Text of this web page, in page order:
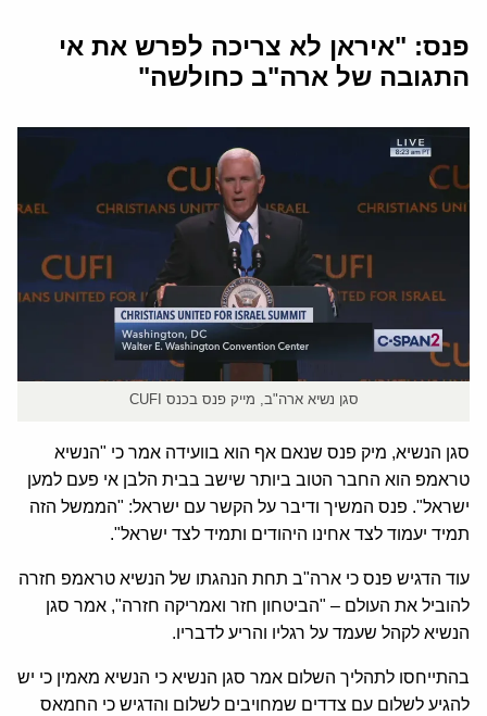
פנס: "איראן לא צריכה לפרש את אי
התגובה של ארה"ב כחולשה"
סגן נשיא ארה"ב, מייק פנס בכנס CUFI
סגן הנשיא, מיק פנס שנאם אף הוא בוועידה אמר כי "הנשיא
טראמפ הוא החבר הטוב ביותר שישב בבית הלבן אי פעם למען
ישראל". פנס המשיך ודיבר על הקשר עם ישראל: "הממשל הזה
תמיד יעמוד לצד אחינו היהודים ותמיד לצד ישראל".
עוד הדגיש פנס כי ארה"ב תחת הנהגתו של הנשיא טראמפ חזרה
להוביל את העולם – "הביטחון חזר ואמריקה חזרה", אמר סגן
הנשיא לקהל שעמד על רגליו והריע לדבריו.
בהתייחסו לתהליך השלום אמר סגן הנשיא כי הנשיא מאמין כי יש
להגיע לשלום עם צדדים שמחויבים לשלום והדגיש כי החמאס